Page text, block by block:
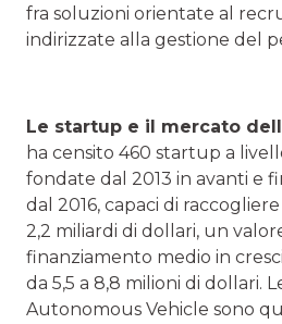
fra soluzioni orientate al
indirizzate alla gestione del
Le startup e il mercato
ha censito 460 startup a
fondate dal 2013 in avanti e
dal 2016, capaci di
2,2 miliardi di dollari, un
finanziamento medio in
da 5,5 a 8,8 milioni di dollari.
Autonomous Vehicle sono